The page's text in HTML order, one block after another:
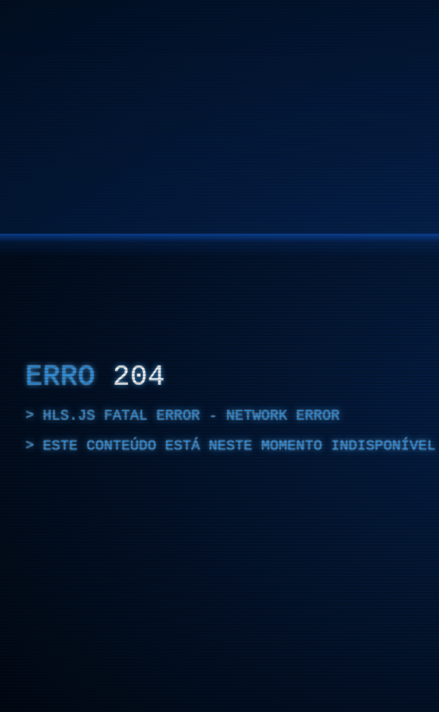
ERRO 204
HLS.JS FATAL ERROR - NETWORK ERROR
ESTE CONTEÚDO ESTÁ NESTE MOMENTO INDISPONÍVEL